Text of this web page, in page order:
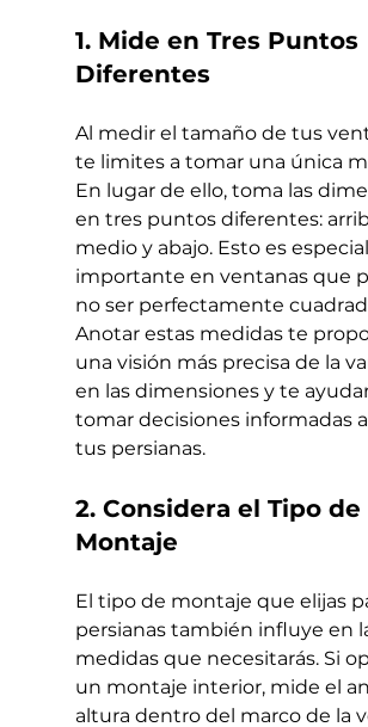
1. Mide en Tres Puntos
Diferentes
Al medir el tamaño de tus
te limites a tomar una única
En lugar de ello, toma las
en tres puntos diferentes:
medio y abajo. Esto es
importante en ventanas que
no ser perfectamente
Anotar estas medidas te
una visión más precisa de la
en las dimensiones y te
tomar decisiones informadas
tus persianas.
2. Considera el Tipo de
Montaje
El tipo de montaje que elijas
persianas también influye en
medidas que necesitarás. Si
un montaje interior, mide el
altura dentro del marco de la